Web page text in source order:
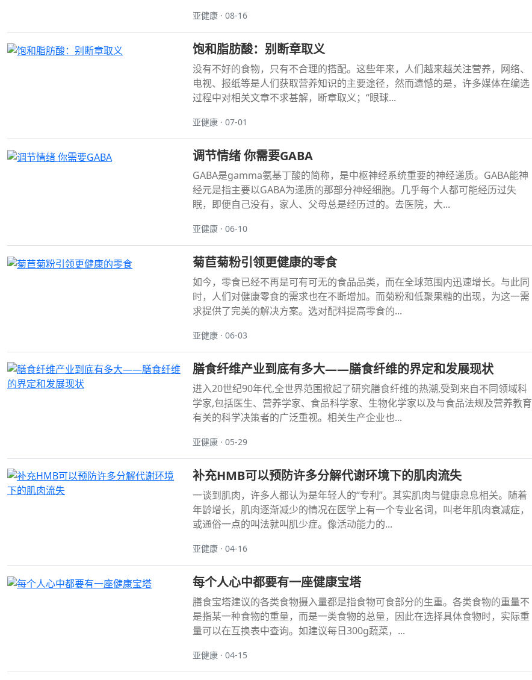
亚健康 · 08-16
饱和脂肪酸：别断章取义
没有不好的食物，只有不合理的搭配。这些年来，人们越来越关注营养，网络、
电视、报纸等是人们获取营养知识的主要途径，然而遗憾的是，许多媒体在编选
过程中对相关文章不求甚解，断章取义；“眼球...
亚健康 · 07-01
调节情绪 你需要GABA
GABA是gamma氨基丁酸的简称，是中枢神经系统重要的神经递质。GABA能神
经元是指主要以GABA为递质的那部分神经细胞。几乎每个人都可能经历过失
眠，即便自己没有，家人、父母总是经历过的。去医院，大...
亚健康 · 06-10
菊苣菊粉引领更健康的零食
如今，零食已经不再是可有可无的食品品类，而在全球范围内迅速增长。与此同
时，人们对健康零食的需求也在不断增加。而菊粉和低聚果糖的出现，为这一需
求提供了完美的解决方案。选对配料提高零食的...
亚健康 · 06-03
膳食纤维产业到底有多大——膳食纤维的界定和发展现状
进入20世纪90年代,全世界范围掀起了研究膳食纤维的热潮,受到来自不同领域科
学家,包括医生、营养学家、食品科学家、生物化学家以及与食品法规及营养教育
有关的科学决策者的广泛重视。相关生产企业也...
亚健康 · 05-29
补充HMB可以预防许多分解代谢环境下的肌肉流失
一谈到肌肉，许多人都认为是年轻人的“专利”。其实肌肉与健康息息相关。随着
年龄增长，肌肉逐渐减少的情况在医学上有一个专业名词，叫老年肌肉衰减症，
或通俗一点的叫法就叫肌少症。像活动能力的...
亚健康 · 04-16
每个人心中都要有一座健康宝塔
膳食宝塔建议的各类食物摄入量都是指食物可食部分的生重。各类食物的重量不
是指某一种食物的重量，而是一类食物的总量，因此在选择具体食物时，实际重
量可以在互换表中查询。如建议每日300g蔬菜，...
亚健康 · 04-15